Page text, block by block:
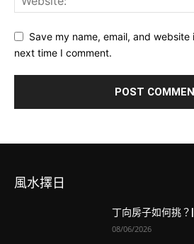
Save my name, email, and
next time I comment.
風水擇日
丁向房子如何挑？
08/06/2026